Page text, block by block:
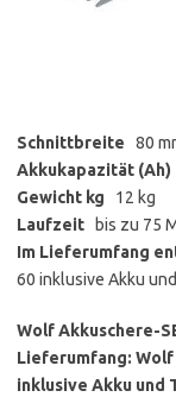
Schnittbreite 80
Akkukapazität (Ah)
Gewicht kg 12 kg
Laufzeit bis zu 75
Im Lieferumfang
60 inklusive Akku
Wolf Akkuschere-
Lieferumfang: Wolf
inklusive Akku und